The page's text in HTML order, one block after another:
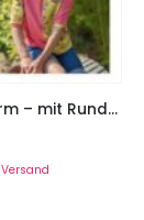
Shirt “FIETE”, Gr. 110-152, Langarm & Kurzarm – mit Rundhals oder V-Ausschnitt
Versand